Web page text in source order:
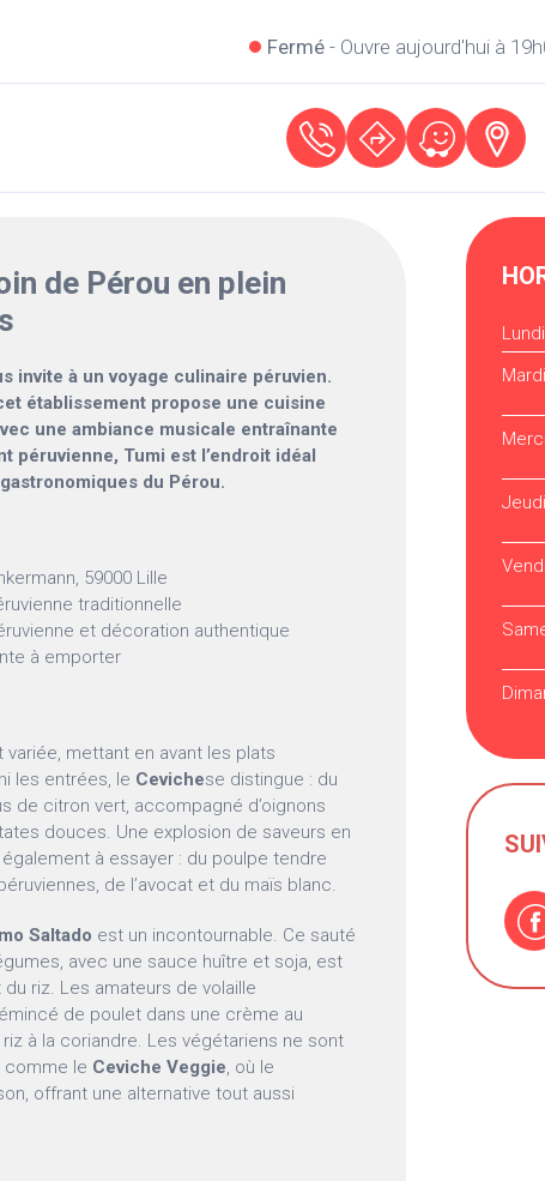
Fermé- Ouvre aujourd'hui à
de Pérou en plein
invite à un voyage culinaire péruvien.
établissement propose une cuisine
une ambiance musicale entraînante
péruvienne, Tumi est l’endroit idéal
du Pérou.
59000 Lille
traditionnelle
et décoration authentique
à emporter
mettant en avant les plats
les entrées, le Cevichese distingue : du
de citron vert, accompagné d’oignons
douces. Une explosion de saveurs en
à essayer : du poulpe tendre
de l’avocat et du maïs blanc.
Saltado est un incontournable. Ce sauté
avec une sauce huître et soja, est
riz. Les amateurs de volaille
de poulet dans une crème au
à la coriandre. Les végétariens ne sont
comme le Ceviche Veggie, où le
offrant une alternative tout aussi
Lundi
Mardi
Jeudi